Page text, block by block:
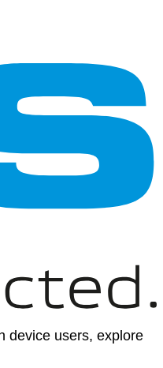
device users, explore